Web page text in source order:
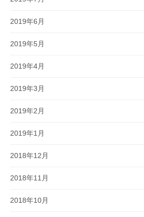
2019年6月
2019年5月
2019年4月
2019年3月
2019年2月
2019年1月
2018年12月
2018年11月
2018年10月